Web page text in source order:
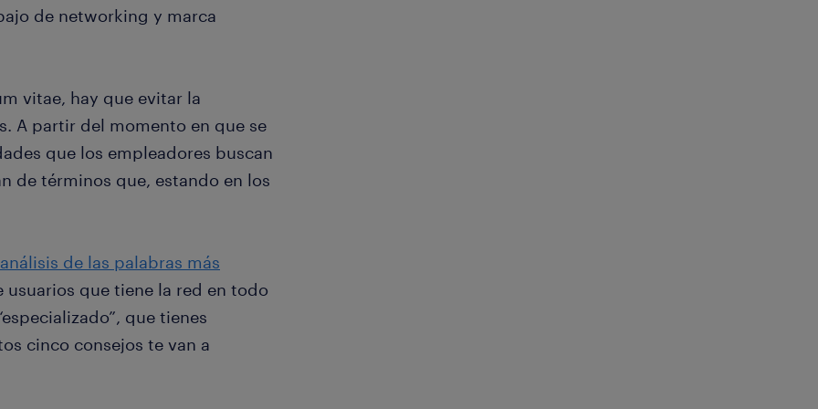
de networking y marca
vitae, hay que evitar la
A partir del momento en que se
que los empleadores buscan
de términos que, estando en los
de las palabras más
que tiene la red en todo
que tienes
cinco consejos te van a